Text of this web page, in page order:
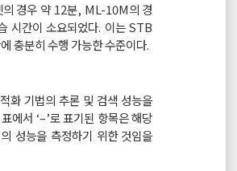
경우 약 12분, ML-10M의 경
시간이 소요되었다. 이는 STB
충분히 수행 가능한 수준이다.
화 기법의 추론 및 검색 성능을
에서 ‘–’로 표기된 항목은 해당
성능을 측정하기 위한 것임을